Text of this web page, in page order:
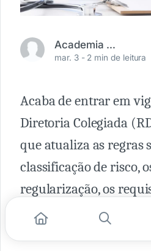
Academia Médica
mar. 3 - 2 min de leitura
Acaba de entrar em
Diretoria Colegiada
que atualiza as regras
classificação de risco,
regularização, os
e instruções de uso de